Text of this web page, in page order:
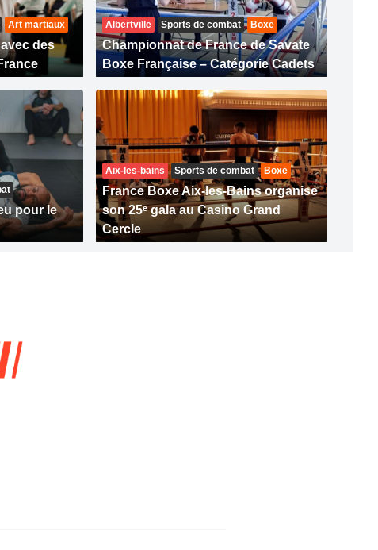
Art martiaux
des
Albertville Sports de combat Boxe
Championnat de France de Savate
Boxe Française – Catégorie Cadets
pour le
Aix-les-bains Sports de combat Boxe
France Boxe Aix-les-Bains organise
son 25ᵉ gala au Casino Grand
Cercle